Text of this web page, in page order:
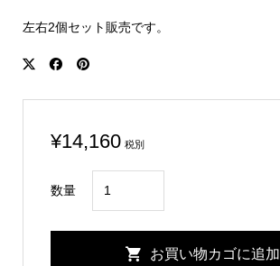
左右2個セット販売です。
¥14,160 税別
数量
FK8
Rear
お買い物カゴに追加